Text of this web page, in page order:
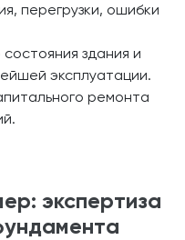
перегрузки, ошибки
здания и
эксплуатации.
ремонта
экспертиза